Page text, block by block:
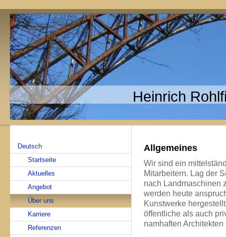
Heinrich
Deutsch
Startseite
Aktuelles
Angebot
Über uns
Karriere
Referenzen
Allgemeines
Wir sind ein
Mitarbeitern. Lag der
nach Landmaschinen
werden heute
Kunstwerke
öffentliche als auch
namhaften Architekten